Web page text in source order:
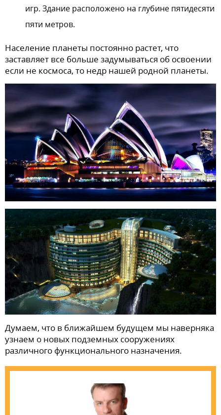
игр. Здание расположено на глубине пятидесяти
пяти метров.
Население планеты постоянно растет, что
заставляет все больше задумываться об освоении
если не космоса, то недр нашей родной планеты.
Думаем, что в ближайшем будущем мы наверняка
узнаем о новых подземных сооружениях
различного функционального назначения.